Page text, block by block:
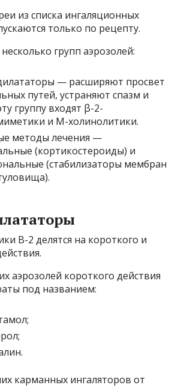
из списка ингаляционных
только по рецепту.
групп аэрозолей:
— расширяют просвет
путей, устраняют спазм и
группу входят β-2-
и М-холинолитики.
методы лечения —
(кортикостероиды) и
(стабилизаторы мембран
Β-2 делятся на короткого и
аэрозолей короткого действия
под названием: